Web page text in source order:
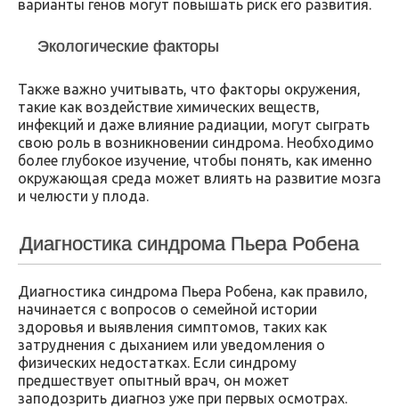
варианты генов могут повышать риск его развития.
Экологические факторы
Также важно учитывать, что факторы окружения,
такие как воздействие химических веществ,
инфекций и даже влияние радиации, могут сыграть
свою роль в возникновении синдрома. Необходимо
более глубокое изучение, чтобы понять, как именно
окружающая среда может влиять на развитие мозга
и челюсти у плода.
Диагностика синдрома Пьера Робена
Диагностика синдрома Пьера Робена, как правило,
начинается с вопросов о семейной истории
здоровья и выявления симптомов, таких как
затруднения с дыханием или уведомления о
физических недостатках. Если синдрому
предшествует опытный врач, он может
заподозрить диагноз уже при первых осмотрах.